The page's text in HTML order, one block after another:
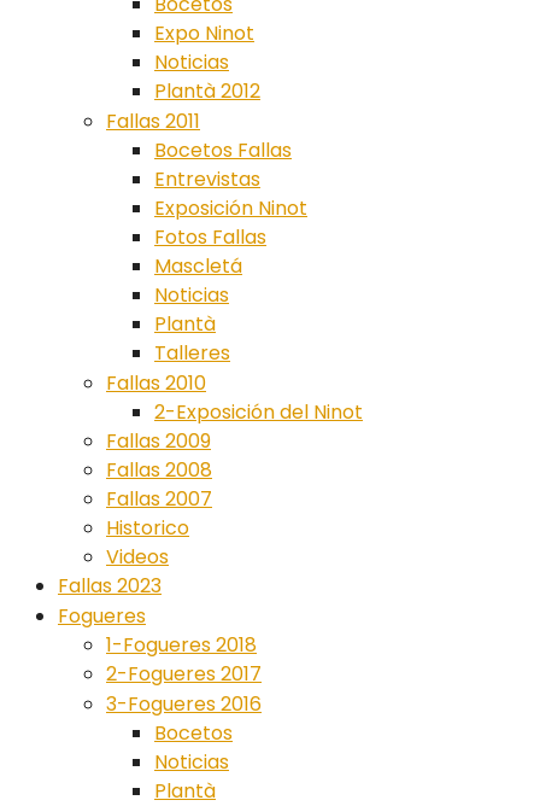
Expo Ninot
Noticias
Plantà 2012
Fallas 2011
Bocetos Fallas
Entrevistas
Exposición Ninot
Fotos Fallas
Mascletá
Noticias
Plantà
Talleres
Fallas 2010
2-Exposición del Ninot
Fallas 2009
Fallas 2008
Fallas 2007
Historico
Videos
Fallas 2023
Fogueres
1-Fogueres 2018
2-Fogueres 2017
3-Fogueres 2016
Bocetos
Noticias
Plantà